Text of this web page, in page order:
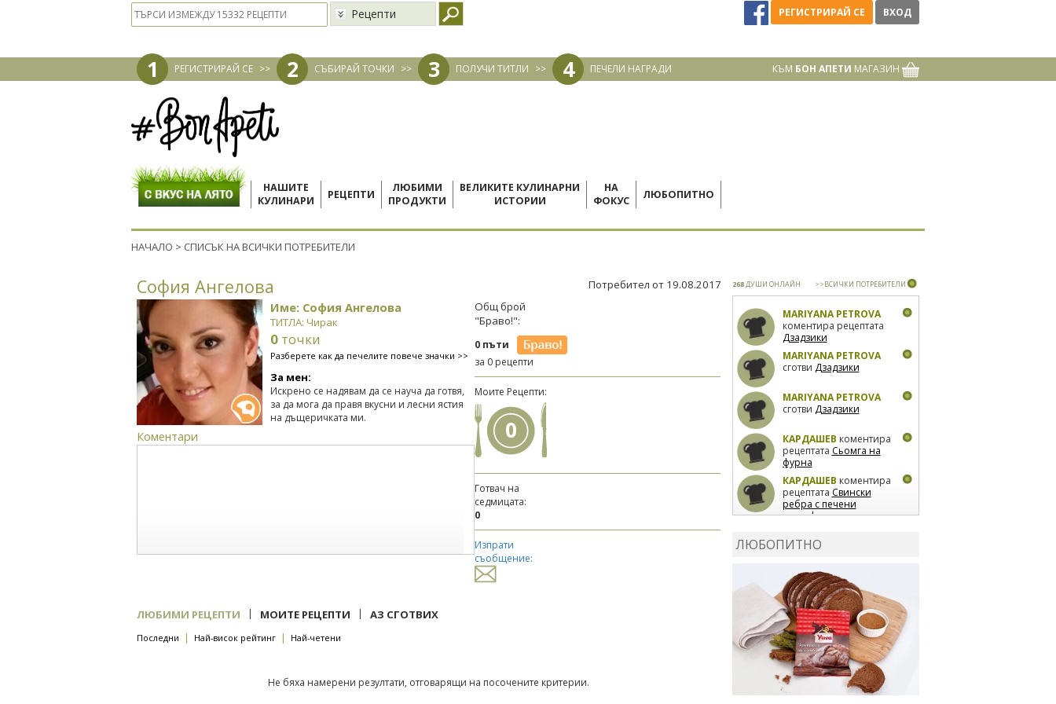
Рецепти РЕГИСТРИРАЙ СЕ ВХОД
1 РЕГИСТРИРАЙ СЕ >> 2 СЪБИРАЙ ТОЧКИ >> 3 ПОЛУЧИ ТИТЛИ >> 4 ПЕЧЕЛИ НАГРАДИ КЪМ БОН АПЕТИ МАГАЗИН
НАШИТЕ
КУЛИНАРИ
РЕЦЕПТИ
ЛЮБИМИ
ПРОДУКТИ
ВЕЛИКИТЕ КУЛИНАРНИ
ИСТОРИИ
НА
ФОКУС
ЛЮБОПИТНО
НАЧАЛО > СПИСЪК НА ВСИЧКИ ПОТРЕБИТЕЛИ
София Ангелова Потребител от 19.08.2017
Име: София Ангелова
ТИТЛА: Чирак
0 точки
Разберете как да печелите повече значки >>
За мен:
Искрено се надявам да се науча да готвя,
за да мога да правя вкусни и лесни ястия
на дъщеричката ми.
Коментари
Общ брой
"Браво!":
0 пъти
за 0 рецепти
Моите Рецепти:
0
Готвач на
седмицата:
0
Изпрати
съобщение:
ЛЮБИМИ РЕЦЕПТИ | МОИТЕ РЕЦЕПТИ | АЗ СГОТВИХ
Последни | Най-висок рейтинг | Най-четени
Не бяха намерени резултати, отговарящи на посочените критерии.
268ДУШИ ОНЛАЙН >>ВСИЧКИ ПОТРЕБИТЕЛИ
MARIYANA PETROVA
коментира рецептата
Дзадзики
MARIYANA PETROVA
сготви Дзадзики
MARIYANA PETROVA
сготви Дзадзики
КАРДАШЕВ коментира
рецептата Сьомга на
фурна
КАРДАШЕВ коментира
рецептата Свински
ребра с печени
картофи
лимон
коментира рецептата
Киноа със зеленчуци
ЛЮБОПИТНО